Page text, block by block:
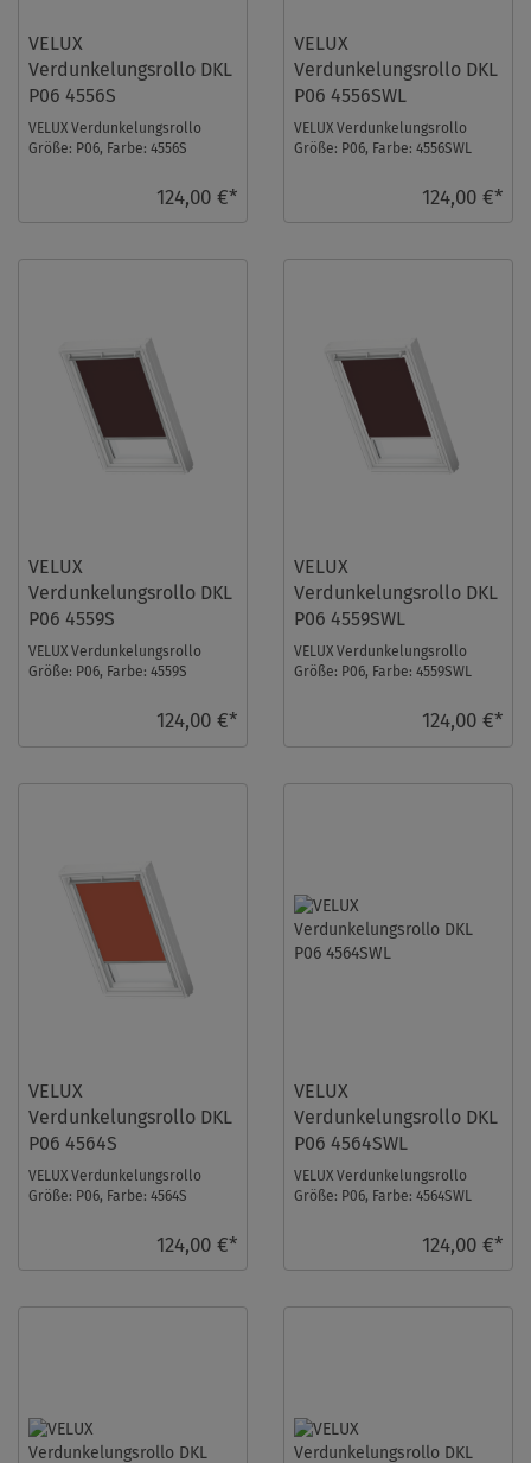
VELUX
Verdunkelungsrollo DKL
P06 4556S
VELUX Verdunkelungsrollo
Größe: P06, Farbe: 4556S
124,00 €*
VELUX
Verdunkelungsrollo DKL
P06 4556SWL
VELUX Verdunkelungsrollo
Größe: P06, Farbe: 4556SWL
124,00 €*
VELUX
Verdunkelungsrollo DKL
P06 4559S
VELUX Verdunkelungsrollo
Größe: P06, Farbe: 4559S
124,00 €*
VELUX
Verdunkelungsrollo DKL
P06 4559SWL
VELUX Verdunkelungsrollo
Größe: P06, Farbe: 4559SWL
124,00 €*
VELUX
Verdunkelungsrollo DKL
P06 4564S
VELUX Verdunkelungsrollo
Größe: P06, Farbe: 4564S
124,00 €*
VELUX
Verdunkelungsrollo DKL
P06 4564SWL
VELUX Verdunkelungsrollo
Größe: P06, Farbe: 4564SWL
124,00 €*